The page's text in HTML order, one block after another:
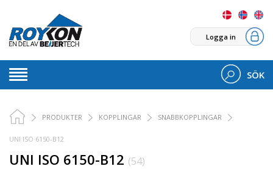
Logga in
SÖK
PRODUKTER KOPPLINGAR SNABBKOPPLINGAR
UNI ISO 6150-B12
UNI ISO 6150-B12 (54)